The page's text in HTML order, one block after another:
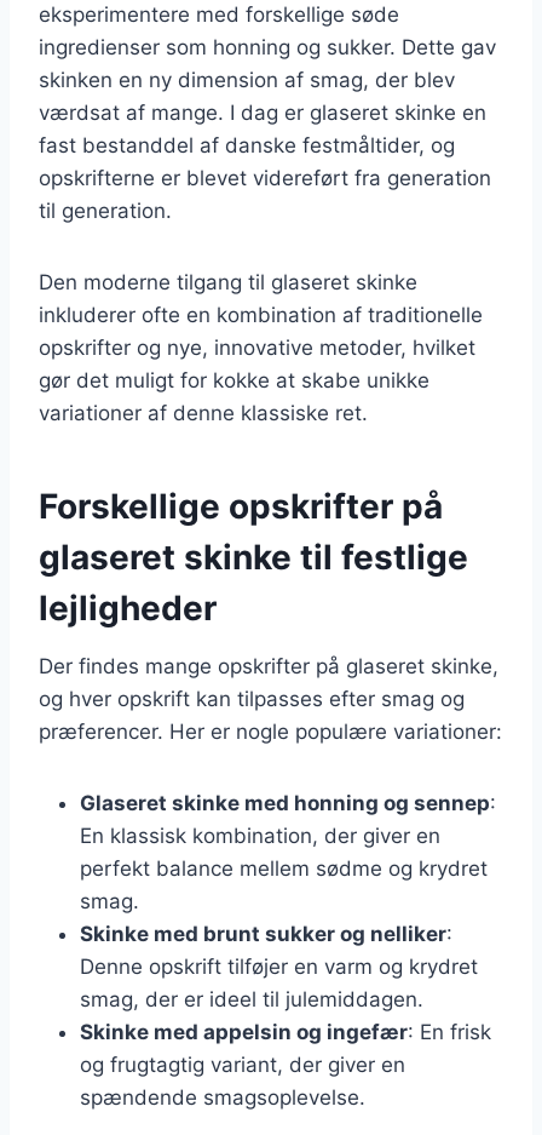
eksperimentere med forskellige søde
ingredienser som honning og sukker. Dette gav
skinken en ny dimension af smag, der blev
værdsat af mange. I dag er glaseret skinke en
fast bestanddel af danske festmåltider, og
opskrifterne er blevet videreført fra generation
til generation.
Den moderne tilgang til glaseret skinke
inkluderer ofte en kombination af traditionelle
opskrifter og nye, innovative metoder, hvilket
gør det muligt for kokke at skabe unikke
variationer af denne klassiske ret.
Forskellige opskrifter på
glaseret skinke til festlige
lejligheder
Der findes mange opskrifter på glaseret skinke,
og hver opskrift kan tilpasses efter smag og
præferencer. Her er nogle populære variationer:
Glaseret skinke med honning og sennep:
En klassisk kombination, der giver en
perfekt balance mellem sødme og krydret
smag.
Skinke med brunt sukker og nelliker:
Denne opskrift tilføjer en varm og krydret
smag, der er ideel til julemiddagen.
Skinke med appelsin og ingefær: En frisk
og frugtagtig variant, der giver en
spændende smagsoplevelse.